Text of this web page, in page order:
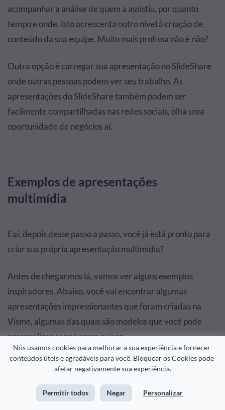
Nós usamos cookies para melhorar a sua experiência e fornecer
conteúdos úteis e agradáveis para você. Bloquear os Cookies pode
afetar negativamente sua experiência.
Permitir todos Negar Personalizar
acompanhar a análise de quem a assistiu, por quanto
tempo e onde. Isto acrescenta outro nível à criação de
conteúdo da sua equipe. Muito mais profissa não é não?
Outra opção é carregar sua apresentação no SlideShare
onde outras pessoas podem ver seu trabalho. As
apresentações do SlideShare também podem ser
facilmente compartilhadas nas redes sociais, olha uma
oportunidade de negócios aí.
Exemplos de apresentações
multimídia
Eaí, depois desse passo a passo, você já está pronto para
criar sua própria apresentação multimídia?
Antes de chegarmos lá, vamos ver alguns exemplos
inspiradores. Abaixo, você vai encontrar algumas
apresentações impressionantes que foram criadas na
Visme, algumas das quais são modelos que você pode
personalizar e usar como quiser.
Também incluímos alguns exemplos de apresentações de
que fizemos, mas isso não quer dizer que eles não sejam